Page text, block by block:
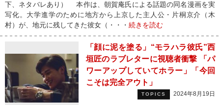
下、ネタバレあり） 本作は、朝賀庵氏による話題の同名漫画を実
写化。大学進学のために地方から上京した主人公・片桐京介（木
村）が、地元に残してきた彼女（・・・ 続きを読む
「顔に泥を塗る」“モラハラ彼氏”西
垣匠のラブレターに視聴者衝撃 「パ
ワーアップしていてホラー」「今回
こそは完全アウト」
TOPICS 2024年8月19日